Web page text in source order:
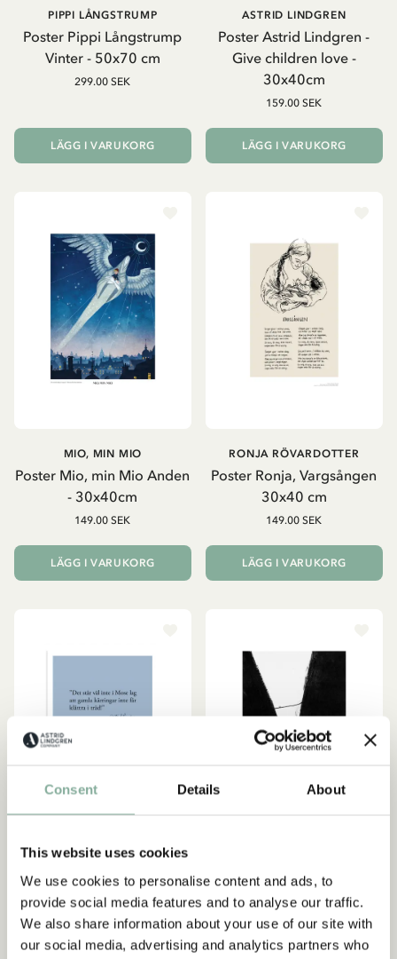
Consent Details About
This website uses cookies
We use cookies to personalise content and ads, to
provide social media features and to analyse our traffic.
We also share information about your use of our site with
our social media, advertising and analytics partners who
Poster Pippi Långstrump
Vinter - 50x70 cm
PIPPI LÅNGSTRUMP
299.00 SEK
LÄGG I VARUKORG
Poster Astrid Lindgren -
Give children love -
30x40cm
ASTRID LINDGREN
159.00 SEK
LÄGG I VARUKORG
Poster Mio, min Mio Anden
- 30x40cm
MIO, MIN MIO
149.00 SEK
LÄGG I VARUKORG
Poster Ronja, Vargsången
30x40 cm
RONJA RÖVARDOTTER
149.00 SEK
LÄGG I VARUKORG
Poster Astrid Lindgren -
Klättra i träd - 21x30 cm
79.00 SEK
Poster Bröderna
Lejonhjärta Karmafallet -
50x70 cm